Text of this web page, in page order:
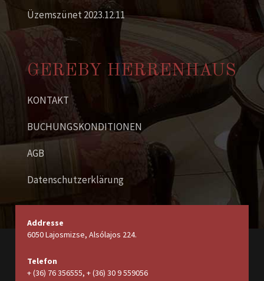
Üzemszünet 2023.12.11
GEREBY HERRENHAUS
KONTAKT
BUCHUNGSKONDITIONEN
AGB
Datenschutzerklärung
Addresse
6050 Lajosmizse, Alsólajos 224.
Telefon
+ (36) 76 356555, + (36) 30 9 559056